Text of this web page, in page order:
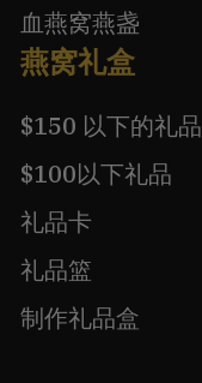
血燕窝燕盏
燕窝礼盒
$150 以下的礼品
$100以下礼品
礼品卡
礼品篮
制作礼品盒